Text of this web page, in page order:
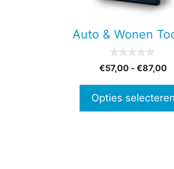
Auto & Wonen
0
v
5
€57,00 - €87,00
Opties selecteren
productpagina